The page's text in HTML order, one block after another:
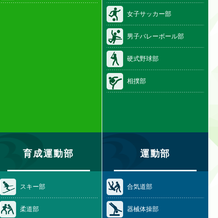
女子サッカー部
男子バレーボール部
硬式野球部
相撲部
育成運動部
スキー部
柔道部
運動部
合気道部
器械体操部